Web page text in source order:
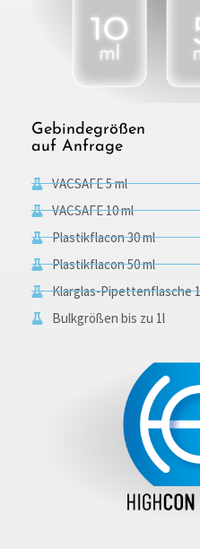
Gebindegrößen
auf Anfrage
VACSAFE 5 ml
VACSAFE 10 ml
Plastikflacon 30 ml
Plastikflacon 50 ml
Klarglas-Pipettenflasche
Bulkgrößen bis zu 1l